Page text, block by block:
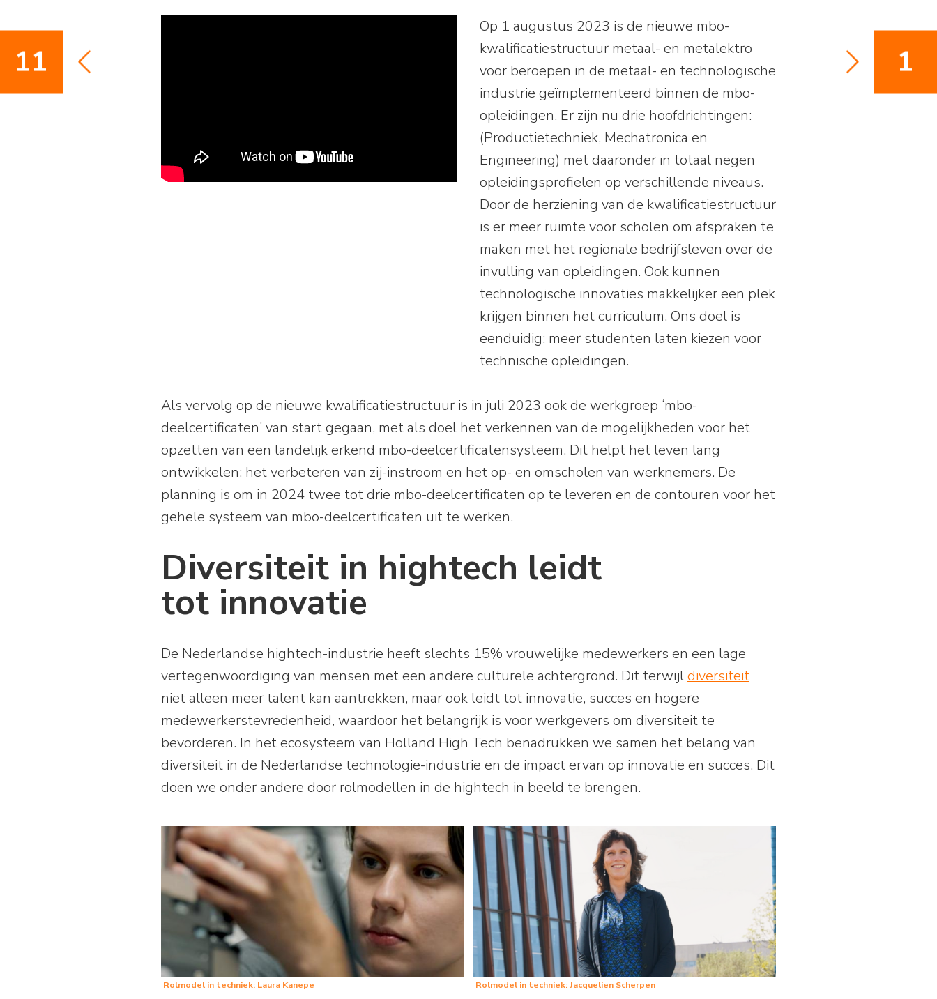
11 1
Op 1 augustus 2023 is de nieuwe mbo-
kwalificatiestructuur metaal- en metalektro
voor beroepen in de metaal- en technologische
industrie geïmplementeerd binnen de mbo-
opleidingen. Er zijn nu drie hoofdrichtingen:
(Productietechniek, Mechatronica en
Engineering) met daaronder in totaal negen
opleidingsprofielen op verschillende niveaus.
Door de herziening van de kwalificatiestructuur
is er meer ruimte voor scholen om afspraken te
maken met het regionale bedrijfsleven over de
invulling van opleidingen. Ook kunnen
technologische innovaties makkelijker een plek
krijgen binnen het curriculum. Ons doel is
eenduidig: meer studenten laten kiezen voor
technische opleidingen.
Als vervolg op de nieuwe kwalificatiestructuur is in juli 2023 ook de werkgroep ‘mbo-
deelcertificaten’ van start gegaan, met als doel het verkennen van de mogelijkheden voor het
opzetten van een landelijk erkend mbo-deelcertificatensysteem. Dit helpt het leven lang
ontwikkelen: het verbeteren van zij-instroom en het op- en omscholen van werknemers. De
planning is om in 2024 twee tot drie mbo-deelcertificaten op te leveren en de contouren voor het
gehele systeem van mbo-deelcertificaten uit te werken.
Diversiteit in hightech leidt
tot innovatie
De Nederlandse hightech-industrie heeft slechts 15% vrouwelijke medewerkers en een lage
vertegenwoordiging van mensen met een andere culturele achtergrond. Dit terwijldiversiteit
niet alleen meer talent kan aantrekken, maar ook leidt tot innovatie, succes en hogere
medewerkerstevredenheid, waardoor het belangrijk is voor werkgevers om diversiteit te
bevorderen. In het ecosysteem van Holland High Tech benadrukken we samen het belang van
diversiteit in de Nederlandse technologie-industrie en de impact ervan op innovatie en succes. Dit
doen we onder andere door rolmodellen in de hightech in beeld te brengen.
Rolmodel in techniek: Laura Kanepe Rolmodel in techniek: Jacquelien Scherpen